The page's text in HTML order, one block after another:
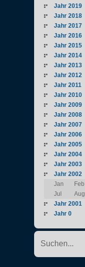
Jahr 2019
Jahr 2018
Jahr 2017
Jahr 2016
Jahr 2015
Jahr 2014
Jahr 2013
Jahr 2012
Jahr 2011
Jahr 2010
Jahr 2009
Jahr 2008
Jahr 2007
Jahr 2006
Jahr 2005
Jahr 2004
Jahr 2003
Jahr 2002
Jan
Feb
Jul
Aug
Jahr 2001
Jahr 0